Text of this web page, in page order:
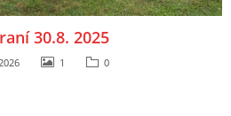
30.8. 2025
1 0